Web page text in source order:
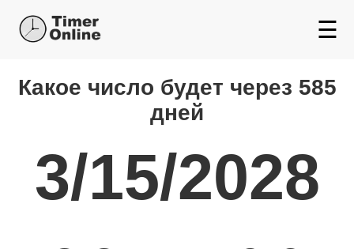
☰
Какой день будет через
Какое число будет через 585
дней
3/15/2028